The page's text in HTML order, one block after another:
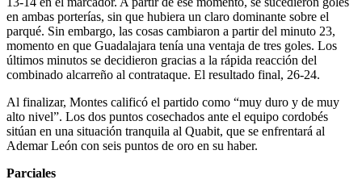
en ambas porterías, sin que hubiera un claro dominante sobre el
parqué. Sin embargo, las cosas cambiaron a partir del minuto 23,
momento en que Guadalajara tenía una ventaja de tres goles. Los
últimos minutos se decidieron gracias a la rápida reacción del
combinado alcarreño al contrataque. El resultado final, 26-24.
Al finalizar, Montes calificó el partido como “muy duro y de muy
alto nivel”. Los dos puntos cosechados ante el equipo cordobés
sitúan en una situación tranquila al Quabit, que se enfrentará al
Ademar León con seis puntos de oro en su haber.
Parciales